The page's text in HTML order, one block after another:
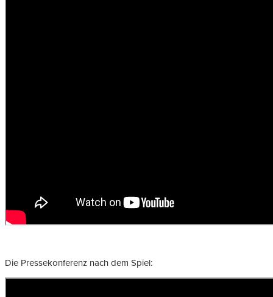
Die Pressekonferenz nach dem Spiel: